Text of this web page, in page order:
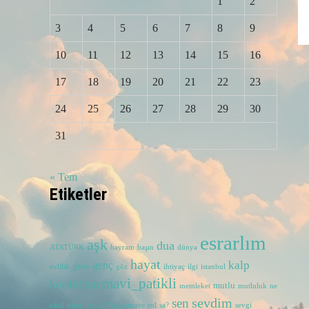
3 4 5 6 7 8 9
10 11 12 13 14 15 16
17 18 19 20 21 22 23
24 25 26 27 28 29 30
31
« Tem
Etiketler
ATATÜRK aşk bayram başın dua dünya esrarlım
evlilik gece genç göz hayat ihtiyaç ilgi istanbul kalp
kördü?üm mavi_patikli memleket mutlu mutluluk ne
okul olsun payla??m pencere rol sa? sen sevdim sevgi